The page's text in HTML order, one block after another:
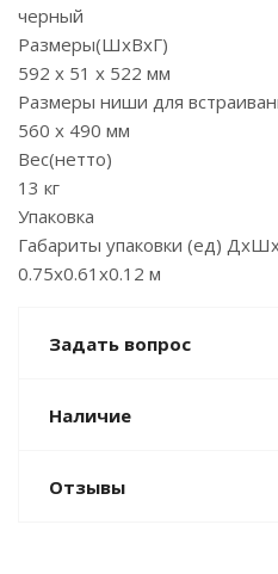
черный
Размеры(ШхВхГ)
592 х 51 х 522 мм
Размеры ниши для
560 x 490 мм
Вес(нетто)
13 кг
Упаковка
Габариты упаковки (ед)
0.75x0.61x0.12 м
Задать вопрос
Наличие
Отзывы